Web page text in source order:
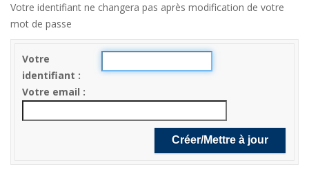
Votre identifiant ne changera pas après modification de votre
mot de passe
Votre
identifiant
Votre email